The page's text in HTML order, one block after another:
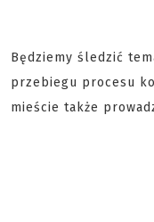
Będziemy śledzić
przebiegu procesu
mieście także